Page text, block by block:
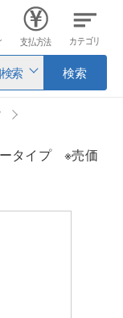
索 検索
支払方法 カテゴリ
タイプ ※売価